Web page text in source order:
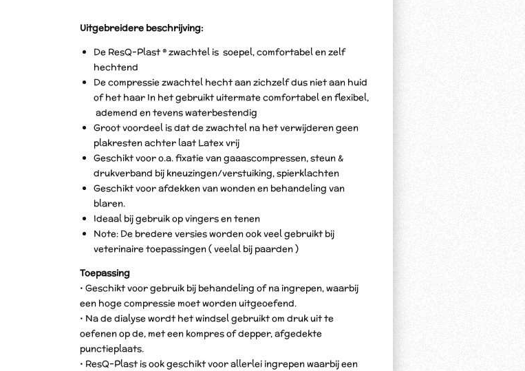
Uitgebreidere beschrijving:
De ResQ-Plast ® zwachtel is soepel, comfortabel en zelf
hechtend
De compressie zwachtel hecht aan zichzelf dus niet aan huid
of het haar In het gebruikt uitermate comfortabel en flexibel,
ademend en tevens waterbestendig
Groot voordeel is dat de zwachtel na het verwijderen geen
plakresten achter laat Latex vrij
Geschikt voor o.a. fixatie van gaaascompressen, steun &
drukverband bij kneuzingen/verstuiking, spierklachten
Geschikt voor afdekken van wonden en behandeling van
blaren.
Ideaal bij gebruik op vingers en tenen
Note: De bredere versies worden ook veel gebruikt bij
veterinaire toepassingen ( veelal bij paarden )
Toepassing
• Geschikt voor gebruik bij behandeling of na ingrepen, waarbij
een hoge compressie moet worden uitgeoefend.
• Na de dialyse wordt het windsel gebruikt om druk uit te
oefenen op de, met een kompres of depper, afgedekte
punctieplaats.
• ResQ-Plast is ook geschikt voor allerlei ingrepen waarbij een